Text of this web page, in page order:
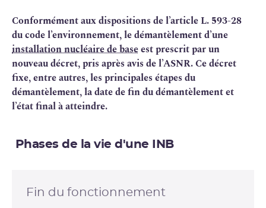
Conformément aux dispositions de l’article L. 593-28
du code l’environnement, le démantèlement d’une
installation nucléaire de baseest prescrit par un
nouveau décret, pris après avis de l’ASNR. Ce décret
fixe, entre autres, les principales étapes du
démantèlement, la date de fin du démantèlement et
l’état final à atteindre.
Phases de la vie d'une INB
Fin du fonctionnement